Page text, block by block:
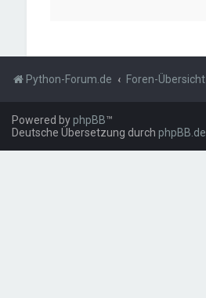
Python-Forum.de Foren-Übersicht
Powered byphpBB™
Deutsche Übersetzung durch phpBB.de